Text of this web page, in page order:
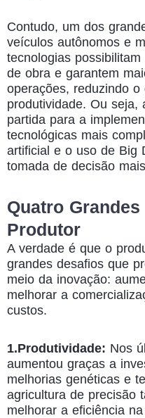
Contudo, um dos
veículos autônomos e
tecnologias
de obra e garantem
operações, reduzindo
produtividade. Ou seja,
partida para a
tecnológicas mais
artificial e o uso de Big
tomada de decisão
Quatro
Produtor
A verdade é que o
grandes desafios que
meio da inovação:
melhorar a
custos.
1.Produtividade: Nos
aumentou graças a
melhorias genéticas e
agricultura de precisão
melhorar a eficiência